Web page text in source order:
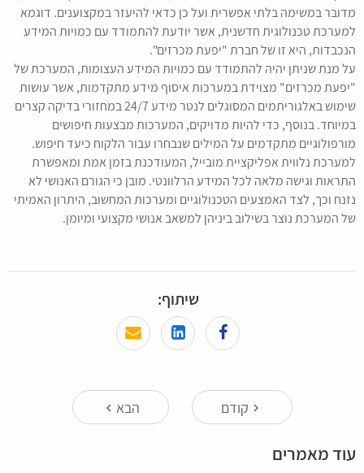
מדובר במשימה בלתי אפשרית ועל כן כדאי להיעזר במקצוענים. דוגמא
למערכת טכנולוגית חדשנית, אשר יודעת להתמודד עם כמויות המידע
הנכבדות, היא זו של חברת "יפעת מכרזים".
על מנת שניתן יהיה להתמודד עם כמויות המידע העצומות, המערכת של
"יפעת מכרזים" מצוידת במערכות איסוף מידע מתקדמות, אשר עושות
שימוש באלגוריתמים המסוגלים לנטר מידע 24/7 במחזורי בדיקה קצרים
במיוחד. בנוסף, כדי להיות מדויקים, המערכות מבצעות חיפושים
מורפולוגיים מתקדמים על המילים שנבחרו עבור הלקוח כיעד חיפוש.
למערכת נלווית אפליקציית מובייל, המעודכנת בזמן אמת ומאפשרת
התראות וגישה מלאה לכל המידע הרלוונטי. מובן כי הגורם האנושי לא
נזנח וכך, לצד האמצעים הטכנולוגיים ומערכות המחשוב, היתרון האמיתי
של המערכת נוצר בשילוב ביניהן למשאב אנושי מקצועי ומיומן.
שיתוף:
keyboard_arrow_right קודם הבא keyboard_arrow_left
עוד מאמרים